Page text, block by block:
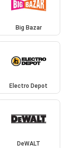
Big Bazar
Electro Depot
DeWALT